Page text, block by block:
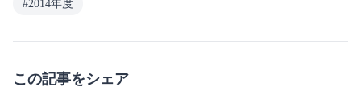
#2014年度
この記事をシェア